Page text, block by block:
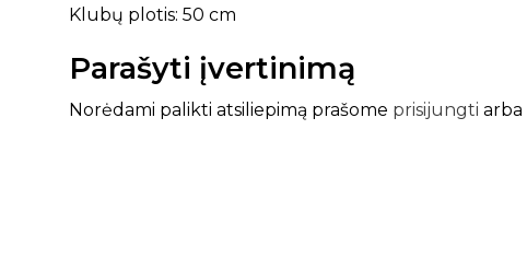
Klubų plotis: 50 cm
Parašyti įvertinimą
Norėdami palikti atsiliepimą prašome prisijungti arba